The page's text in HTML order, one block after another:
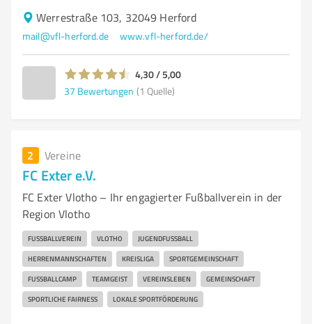
Werrestraße 103, 32049 Herford
mail@vfl-herford.de www.vfl-herford.de/
4,30 / 5,00
37 Bewertungen (1 Quelle)
2 Vereine
FC Exter e.V.
FC Exter Vlotho – Ihr engagierter Fußballverein in der
Region Vlotho
FUSSBALLVEREIN VLOTHO JUGENDFUSSBALL
HERRENMANNSCHAFTEN KREISLIGA SPORTGEMEINSCHAFT
FUSSBALLCAMP TEAMGEIST VEREINSLEBEN GEMEINSCHAFT
SPORTLICHE FAIRNESS LOKALE SPORTFÖRDERUNG